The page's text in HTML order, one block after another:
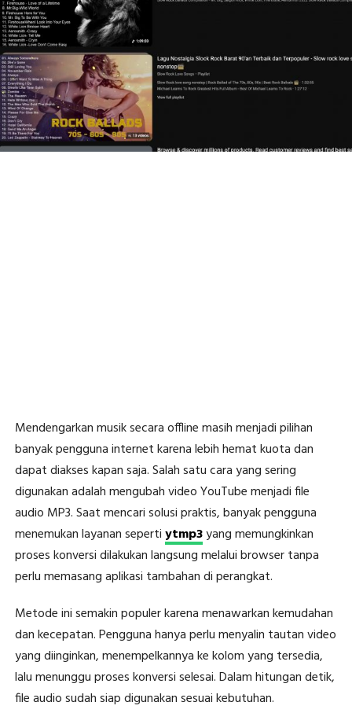
Mendengarkan musik secara offline masih menjadi pilihan
banyak pengguna internet karena lebih hemat kuota dan
dapat diakses kapan saja. Salah satu cara yang sering
digunakan adalah mengubah video YouTube menjadi file
audio MP3. Saat mencari solusi praktis, banyak pengguna
menemukan layanan sepertiytmp3yang memungkinkan
proses konversi dilakukan langsung melalui browser tanpa
perlu memasang aplikasi tambahan di perangkat.
Metode ini semakin populer karena menawarkan kemudahan
dan kecepatan. Pengguna hanya perlu menyalin tautan video
yang diinginkan, menempelkannya ke kolom yang tersedia,
lalu menunggu proses konversi selesai. Dalam hitungan detik,
file audio sudah siap digunakan sesuai kebutuhan.